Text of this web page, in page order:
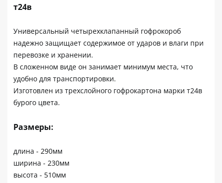
т24в
Универсальный четырехклапанный гофрокороб
надежно защищает содержимое от ударов и влаги при
перевозке и хранении.
В сложенном виде он занимает минимум места, что
удобно для транспортировки.
Изготовлен из трехслойного гофрокартона марки т24в
бурого цвета.
Размеры:
длина - 290мм
ширина - 230мм
высота - 510мм